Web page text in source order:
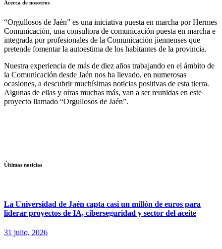
Acerca de nosotros
“Orgullosos de Jaén” es una iniciativa puesta en marcha por Hermes
Comunicación, una consultora de comunicación puesta en marcha e
integrada por profesionales de la Comunicación jiennenses que
pretende fomentar la autoestima de los habitantes de la provincia.
Nuestra experiencia de más de diez años trabajando en el ámbito de
la Comunicación desde Jaén nos ha llevado, en numerosas
ocasiones, a descubrir muchísimas noticias positivas de esta tierra.
Algunas de ellas y otras muchas más, van a ser reunidas en este
proyecto llamado “Orgullosos de Jaén”.
Últimas noticias
La Universidad de Jaén capta casi un millón de euros para
liderar proyectos de IA, ciberseguridad y sector del aceite
31 julio, 2026